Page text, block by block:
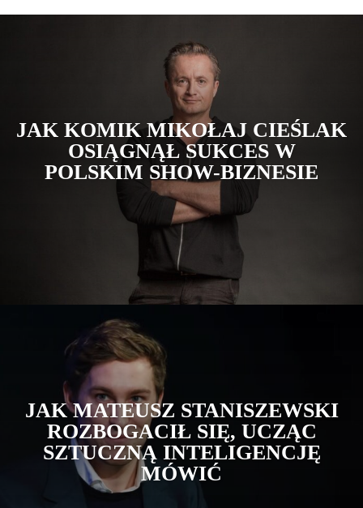
JAK KOMIK MIKOŁAJ CIEŚLAK
OSIĄGNĄŁ SUKCES W
POLSKIM SHOW-BIZNESIE
JAK MATEUSZ STANISZEWSKI
ROZBOGACIŁ SIĘ, UCZĄC
SZTUCZNĄ INTELIGENCJĘ
MÓWIĆ